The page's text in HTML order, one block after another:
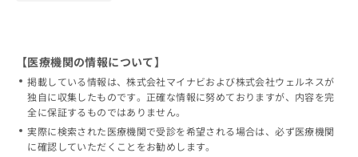
【医療機関の情報について】
掲載している情報は、株式会社マイナビおよび株式会社ウェルネスが
独自に収集したものです。正確な情報に努めておりますが、内容を完
全に保証するものではありません。
実際に検索された医療機関で受診を希望される場合は、必ず医療機関
に確認していただくことをお勧めします。